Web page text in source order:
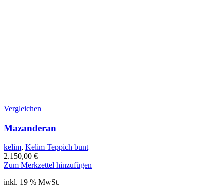
Vergleichen
Mazanderan
kelim, Kelim Teppich bunt
2.150,00 €
Zum Merkzettel hinzufügen
inkl. 19 % MwSt.